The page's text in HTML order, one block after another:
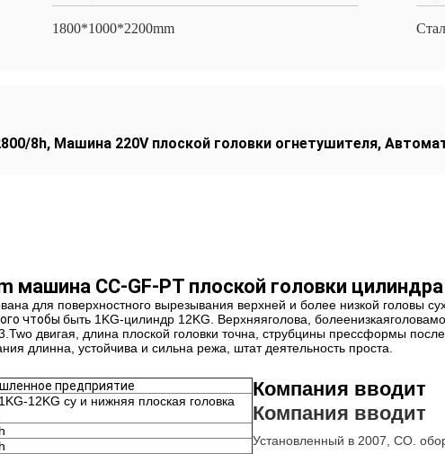
1800*1000*2200mm
8h, Машина 220V плоской головки огнетушителя,
CC-GF-PT плоской головки
для поверхностного вырезывания верхней и более низкой головы
чтобы быть 1KG-цилиндр 12KG. Верхняяголова,
двигая , длина плоской головки точна, струбцины прессформы после
длинна, устойчива и сильна режа, штат деятельность проста.
предприятие
12KG cy и нижняя плоская головка
Компания вводит
Компания вводит
Установленный в 2007, CO.